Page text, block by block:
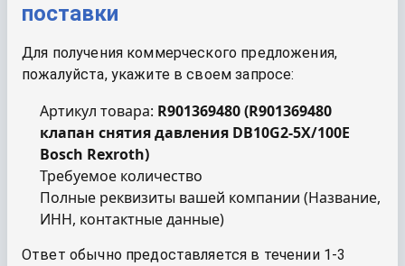
поставки
Для получения коммерческого предложения,
пожалуйста, укажите в своем запросе:
Артикул товара: R901369480(R901369480
клапан снятия давления DB10G2-5X/100E
Bosch Rexroth)
Требуемое количество
Полные реквизиты вашей компании (Название,
ИНН, контактные данные)
Ответ обычно предоставляется в течении 1-3